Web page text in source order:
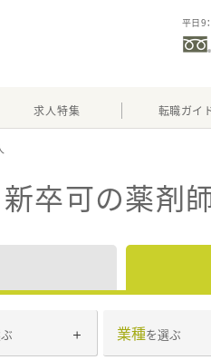
平日9
求人特集 転職ガイ
卒可の薬剤
業種を選ぶ